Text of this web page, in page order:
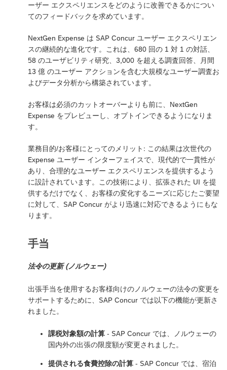
ーザー エクスペリエンスをどのように改善できるかについ
てのフィードバックを求めています。
NextGen Expense は SAP Concur ユーザー エクスペリエン
スの継続的な進化です。これは、680 回の 1 対 1 の対話、
58 のユーザビリティ研究、3,000 を超える調査回答、月間
13 億 のユーザー アクションを含む大規模なユーザー調査お
よびデータ分析から構築されています。
お客様は必須のカットオーバーよりも前に、NextGen
Expense をプレビューし、オプトインできるようになりま
す。
業務目的/お客様にとってのメリット: この結果は次世代の
Expense ユーザー インターフェイスで、現代的で一貫性が
あり、合理的なユーザー エクスペリエンスを提供するよう
に設計されています。この技術により、拡張された UI を提
供するだけでなく、お客様の変化するニーズに応じたご要望
に対して、SAP Concur がより迅速に対応できるようにもな
ります。
手当
法令の更新 (ノルウェー)
出張手当を使用するお客様向けのノルウェーの法令の変更を
サポートするために、SAP Concur では以下の機能が更新さ
れました。
課税対象額の計算 - SAP Concur では、ノルウェーの
国内外の出張の限度額が変更されました。
提供される食費控除の計算 - SAP Concur では、宿泊